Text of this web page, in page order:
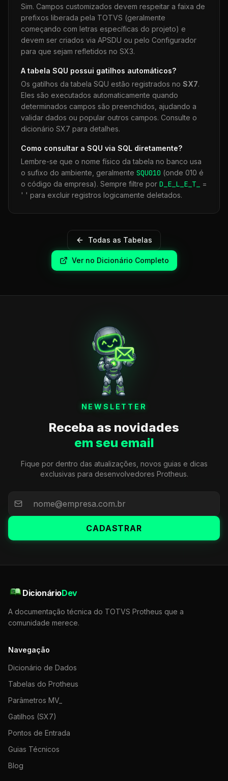
Sim. Campos customizados devem respeitar a faixa de
prefixos liberada pela TOTVS (geralmente
começando com letras específicas do projeto) e
devem ser criados via APSDU ou pelo Configurador
para que sejam refletidos no SX3.
A tabela SQU possui gatilhos automáticos?
Os gatilhos da tabela SQU estão registrados no SX7.
Eles são executados automaticamente quando
determinados campos são preenchidos, ajudando a
validar dados ou popular outros campos. Consulte o
dicionário SX7 para detalhes.
Como consultar a SQU via SQL diretamente?
Lembre-se que o nome físico da tabela no banco usa
o sufixo do ambiente, geralmente SQU010 (onde 010 é
o código da empresa). Sempre filtre por D_E_L_E_T_
=
' ' para excluir registros logicamente deletados.
Todas as Tabelas
Ver no Dicionário Completo
NEWSLETTER
Receba as novidades
em seu email
Fique por dentro das atualizações, novos guias e dicas
exclusivas para desenvolvedores Protheus.
CADASTRAR
DicionárioDev
A documentação técnica do TOTVS Protheus que a
comunidade merece.
Navegação
Dicionário de Dados
Tabelas do Protheus
Parâmetros MV_
Gatilhos (SX7)
Pontos de Entrada
Guias Técnicos
Blog